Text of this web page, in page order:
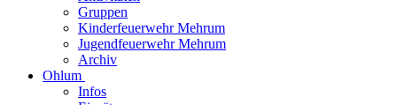
Gruppen
Kinderfeuerwehr Mehrum
Jugendfeuerwehr Mehrum
Archiv
Ohlum
Infos